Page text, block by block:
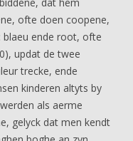
ofte doen coopene,
blaeu ende root, ofte
updat de twee
trecke, ende
kinderen altyts by
als aerme
gelyck dat men kendt